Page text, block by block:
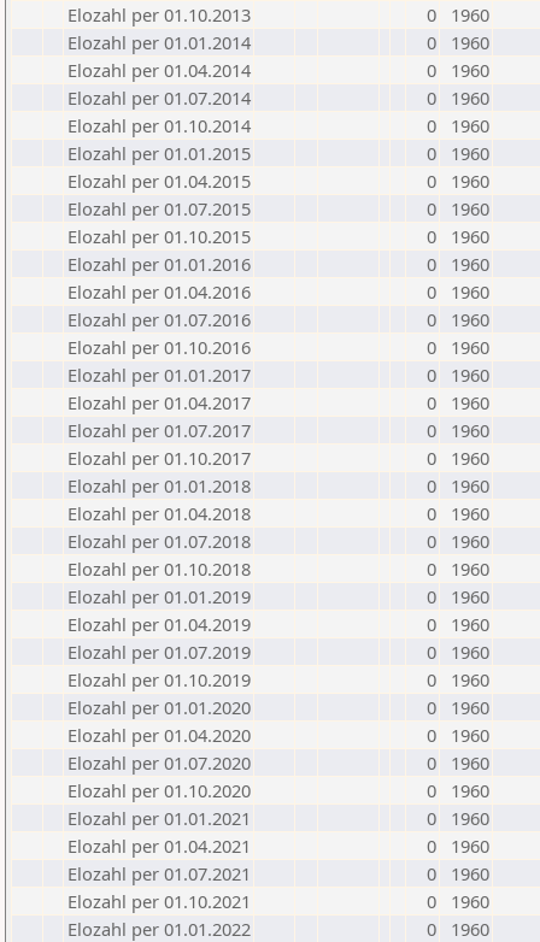
Elozahl per 01.10.2013
0
1960
Elozahl per 01.01.2014
0
1960
Elozahl per 01.04.2014
0
1960
Elozahl per 01.07.2014
0
1960
Elozahl per 01.10.2014
0
1960
Elozahl per 01.01.2015
0
1960
Elozahl per 01.04.2015
0
1960
Elozahl per 01.07.2015
0
1960
Elozahl per 01.10.2015
0
1960
Elozahl per 01.01.2016
0
1960
Elozahl per 01.04.2016
0
1960
Elozahl per 01.07.2016
0
1960
Elozahl per 01.10.2016
0
1960
Elozahl per 01.01.2017
0
1960
Elozahl per 01.04.2017
0
1960
Elozahl per 01.07.2017
0
1960
Elozahl per 01.10.2017
0
1960
Elozahl per 01.01.2018
0
1960
Elozahl per 01.04.2018
0
1960
Elozahl per 01.07.2018
0
1960
Elozahl per 01.10.2018
0
1960
Elozahl per 01.01.2019
0
1960
Elozahl per 01.04.2019
0
1960
Elozahl per 01.07.2019
0
1960
Elozahl per 01.10.2019
0
1960
Elozahl per 01.01.2020
0
1960
Elozahl per 01.04.2020
0
1960
Elozahl per 01.07.2020
0
1960
Elozahl per 01.10.2020
0
1960
Elozahl per 01.01.2021
0
1960
Elozahl per 01.04.2021
0
1960
Elozahl per 01.07.2021
0
1960
Elozahl per 01.10.2021
0
1960
Elozahl per 01.01.2022
0
1960